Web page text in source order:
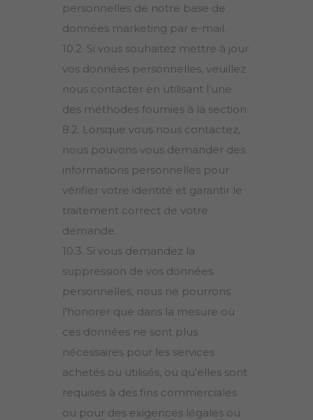
personnelles de notre base de
données marketing par e-mail.
10.2. Si vous souhaitez mettre à jour
vos données personnelles, veuillez
nous contacter en utilisant l’une
des méthodes fournies à la section
8.2. Lorsque vous nous contactez,
nous pouvons vous demander des
informations personnelles pour
vérifier votre identité et garantir le
traitement correct de votre
demande.
10.3. Si vous demandez la
suppression de vos données
personnelles, nous ne pourrons
l’honorer que dans la mesure où
ces données ne sont plus
nécessaires pour les services
achetés ou utilisés, ou qu’elles sont
requises à des fins commerciales
ou pour des exigences légales ou